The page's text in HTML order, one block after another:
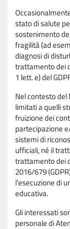
stato di salute
sostenimento
fragilità (ad
diagnosi di
trattamento dei
1 lett. e) del
Nel contesto del
limitati a quelli
fruizione dei
partecipazione
sistemi di
ufficiali, né il
trattamento dei
2016/679
l'esecuzione di
educativa.
Gli interessati
personale di